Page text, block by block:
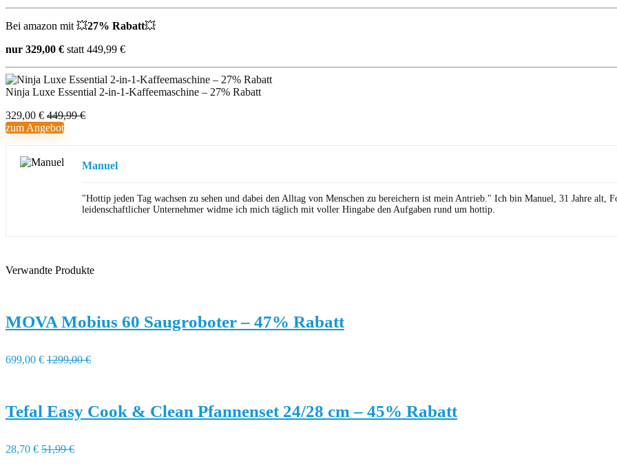
Bei amazon mit 💥27% Rabatt💥
nur 329,00 € statt 449,99 €
Ninja Luxe Essential 2-in-1-Kaffeemaschine – 27% Rabatt
329,00 € 449,99 €
zum Angebot
Manuel
"Hottip jeden Tag wachsen zu sehen und dabei den Alltag von Menschen zu bereichern ist mein Antrieb." Ich bin Manuel, 31 Jahre
leidenschaftlicher Unternehmer widme ich mich täglich mit voller Hingabe den Aufgaben rund um hottip.
Verwandte Produkte
MOVA Mobius 60 Saugroboter – 47% Rabatt
699,00 € 1299,00 €
Tefal Easy Cook & Clean Pfannenset 24/28 cm – 45% Rabatt
28,70 € 51,99 €